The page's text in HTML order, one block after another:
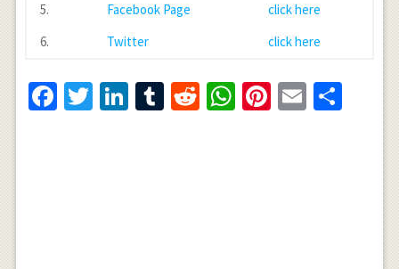
5.
Facebook Page
click here
6.
Twitter click here
Facebook
Twitter
LinkedIn
Tumblr
RedditWhatsApp
Pinterest
Email